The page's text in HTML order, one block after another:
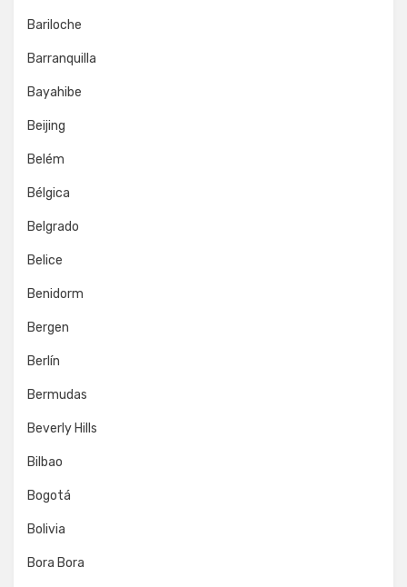
Bariloche
Barranquilla
Bayahibe
Beijing
Belém
Bélgica
Belgrado
Belice
Benidorm
Bergen
Berlín
Bermudas
Beverly Hills
Bilbao
Bogotá
Bolivia
Bora Bora